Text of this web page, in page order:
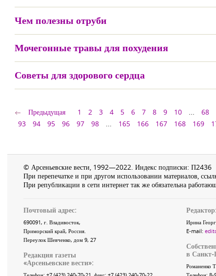
Чем полезны отруби
Мочегонные травы для похудения
Советы для здорового сердца
Предыдущая 1 2 3 4 5 6 7 8 9 10 ... 68
93
94 95 96 97 98 ... 165 166 167 168 169
© Арсеньевские вести, 1992—2022. Индекс подписки: П2436
При перепечатке и при другом использовании материалов,
При републикации в сети интернет так же обязательна
Почтовый адрес:
690091, г. Владивосток,
Приморский край, Россия.
Переулок Шевченко, дом 9, 27
Редакция газеты
«Арсеньевские вести»:
Редактор:
Ирина
E-mail:
в Санкт-
Романенко